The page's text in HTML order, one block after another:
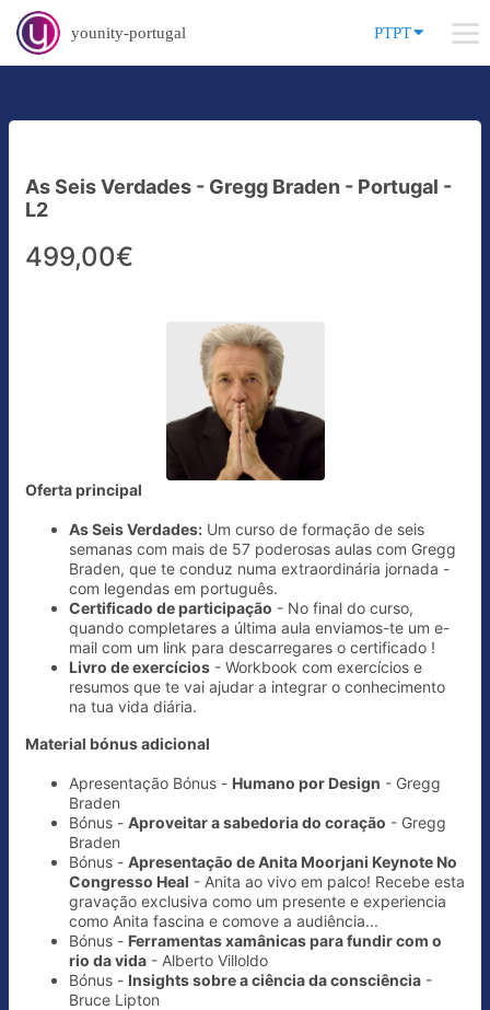
younity-portugal PTPT
As Seis Verdades - Gregg Braden - Portugal -
L2
499,00€
Oferta principal
As Seis Verdades: Um curso de formação de seis
semanas com mais de 57 poderosas aulas com Gregg
Braden, que te conduz numa extraordinária jornada -
com legendas em português.
Certificado de participação - No final do curso,
quando completares a última aula enviamos-te um e-
mail com um link para descarregares o certificado !
Livro de exercícios - Workbook com exercícios e
resumos que te vai ajudar a integrar o conhecimento
na tua vida diária.
Material bónus adicional
Apresentação Bónus - Humano por Design - Gregg
Braden
Bónus - Aproveitar a sabedoria do coração - Gregg
Braden
Bónus - Apresentação de Anita Moorjani Keynote No
Congresso Heal - Anita ao vivo em palco! Recebe esta
gravação exclusiva como um presente e experiencia
como Anita fascina e comove a audiência...
Bónus - Ferramentas xamânicas para fundir com o
rio da vida - Alberto Villoldo
Bónus - Insights sobre a ciência da consciência -
Bruce Lipton